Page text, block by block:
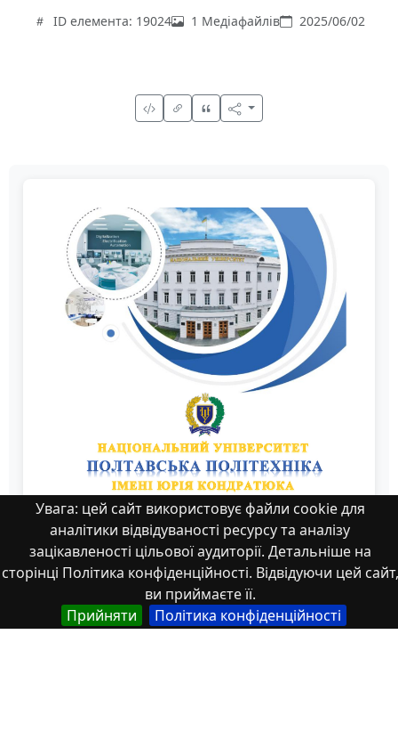
Увага: цей сайт використовує файли cookie для
аналітики відвідуваності ресурсу та аналізу
зацікавленості цільової аудиторії. Детальніше на
сторінці Політика конфіденційності. Відвідуючи цей сайт,
ви приймаєте її.
Прийняти
Політика конфіденційності
ID елемента: 19024 1 Медіафайлів 2025/06/02